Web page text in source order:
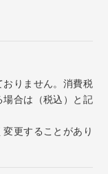
りません。消費税
合は（税込）と記
更することがあり